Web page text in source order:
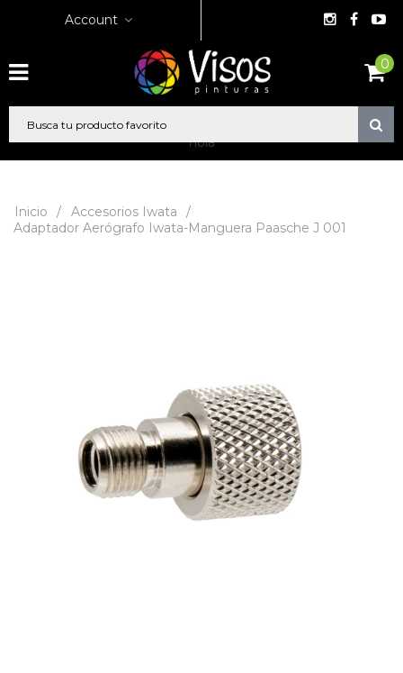
Account
0
hola
Inicio / Accesorios Iwata
/
Adaptador Aerógrafo Iwata-Manguera Paasche J 001